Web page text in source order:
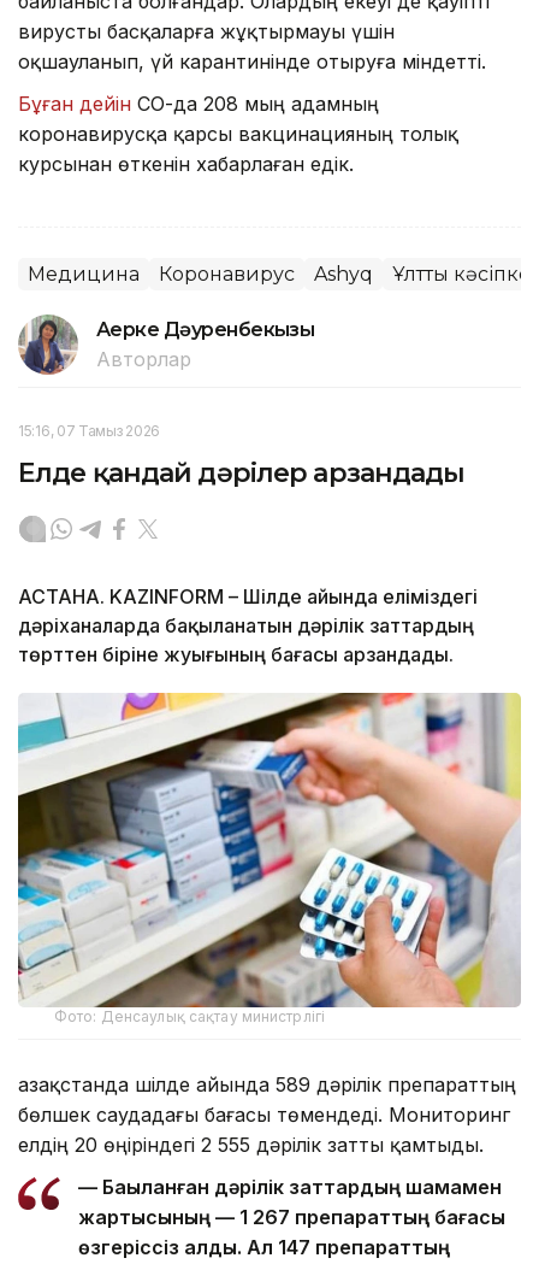
вирусты басқаларға жұқтырмауы үшін
оқшауланып, үй карантинінде отыруға міндетті.
Бұған дейін СҚО-да 208 мың адамның
коронавирусқа қарсы вакцинацияның толық
курсынан өткенін хабарлаған едік.
Медицина Коронавирус Ashyq Ұлттық
Ақерке Дәуренбекқызы
Авторлар
15:16, 07 Тамыз 2026
Елде қандай дәрілер арзандады
АСТАНА. KAZINFORM – Шілде айында еліміздегі
дәріханаларда бақыланатын дәрілік заттардың
төрттен біріне жуығының бағасы арзандады.
Фото: Денсаулық сақтау министрлігі
Қазақстанда шілде айында 589 дәрілік препараттың
бөлшек саудадағы бағасы төмендеді. Мониторинг
елдің 20 өңіріндегі 2 555 дәрілік затты қамтыды.
— Бақыланған дәрілік заттардың шамамен
жартысының — 1 267 препараттың бағасы
өзгеріссіз қалды. Ал 147 препараттың